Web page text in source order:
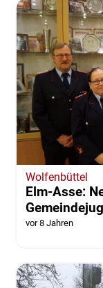
Wolfenbüttel
Elm-Asse:
vor 8 Jahren